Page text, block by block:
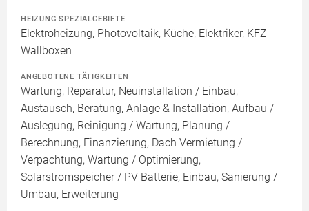
HEIZUNG SPEZIALGEBIETE
Elektroheizung, Photovoltaik, Küche, Elektriker, KFZ
Wallboxen
ANGEBOTENE TÄTIGKEITEN
Wartung, Reparatur, Neuinstallation / Einbau,
Austausch, Beratung, Anlage & Installation, Aufbau /
Auslegung, Reinigung / Wartung, Planung /
Berechnung, Finanzierung, Dach Vermietung /
Verpachtung, Wartung / Optimierung,
Solarstromspeicher / PV Batterie, Einbau, Sanierung /
Umbau, Erweiterung